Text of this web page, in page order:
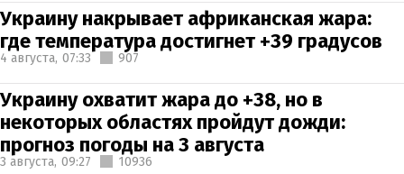
Украину накрывает африканская жара:
где температура достигнет +39 градусов
4 августа, 07:33 907
Украину охватит жара до +38, но в
некоторых областях пройдут дожди:
прогноз погоды на 3 августа
3 августа, 09:27 10936